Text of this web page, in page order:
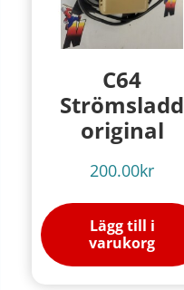
C64
Strömsladd
original
200.00kr
Lägg till i
varukorg